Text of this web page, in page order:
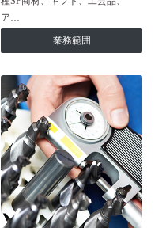
ア…
業務範囲